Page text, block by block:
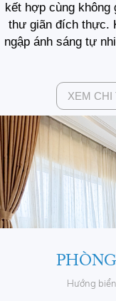
kết hợp cùng không
thư giãn đích thực.
ngập ánh sáng tự
XEM CHI
Hướng biển